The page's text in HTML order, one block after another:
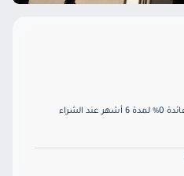
تمتّع بخطة الدفع بالتقسيط بدون فائدة 0% لمدة 6 أشهر عند الشراء